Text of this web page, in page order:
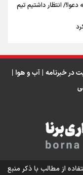
چقدر است؟
انتظار داشتیم تیم
از توان قیمت‌گذاری سبقت
در خبرنامه | آب و هوا |
از مطالب با ذکر منبع